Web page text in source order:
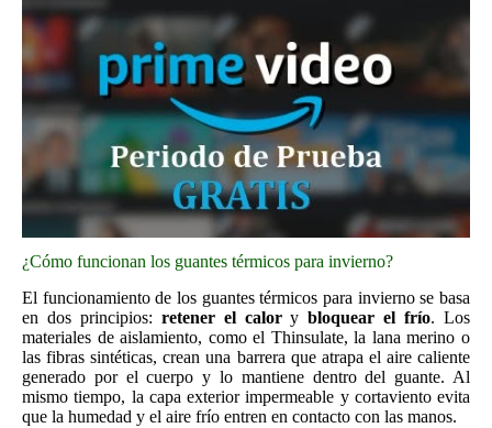
¿Cómo funcionan los guantes térmicos para invierno?
El funcionamiento de los guantes térmicos para invierno se basa
en dos principios: retener el calorybloquear el frío. Los
materiales de aislamiento, como el Thinsulate, la lana merino o
las fibras sintéticas, crean una barrera que atrapa el aire caliente
generado por el cuerpo y lo mantiene dentro del guante. Al
mismo tiempo, la capa exterior impermeable y cortaviento evita
que la humedad y el aire frío entren en contacto con las manos.